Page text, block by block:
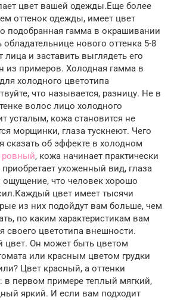
цвет вашей одежды.Еще более
оттенок одежды, имеет цвет
подобранная гамма в окрашивании
нового оттенка 5-8
лица и заставить выглядеть его
из примеров. Холодная гамма в
холодного цветотипа
что называется, разницу. Не в
волос лицо холодного
усталым, кожа становится не
морщинки, глаза тускнеют. Чего
сказать об эффекте в холодном
ровный, кожа начинает практически
приобретает ухоженный вид, глаза
ощущение, что человек хорошо
цвет имеет тысячи
из них подойдут вам больше, чем
по каким характеристикам вам
своего цветотипа внешности.
цвет. Он может быть цветом
или красным цветом грудки
Цвет красный, а оттенки
в первом примере теплый мягкий,
яркий. И если вам подходит